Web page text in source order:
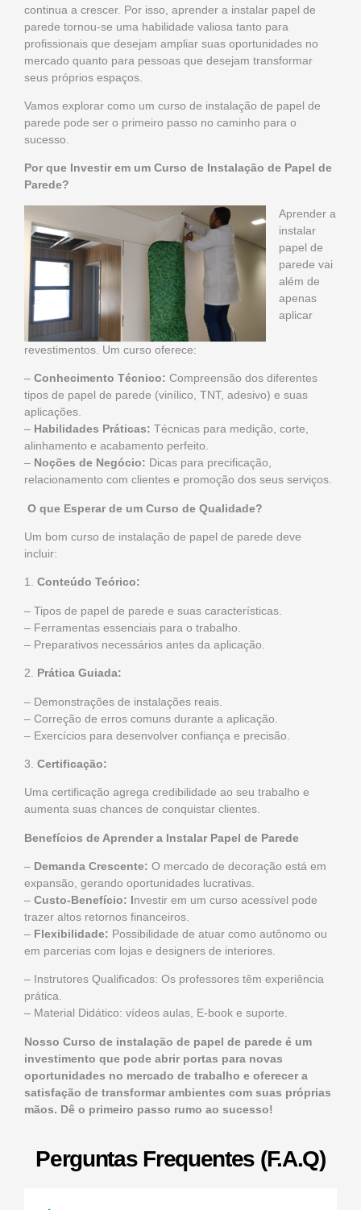
continua a crescer. Por isso, aprender a instalar papel de
parede tornou-se uma habilidade valiosa tanto para
profissionais que desejam ampliar suas oportunidades no
mercado quanto para pessoas que desejam transformar
seus próprios espaços.
Vamos explorar como um curso de instalação de papel de
parede pode ser o primeiro passo no caminho para o
sucesso.
Por que Investir em um Curso de Instalação de Papel de
Parede?
Aprender a
instalar
papel de
parede vai
além de
apenas
aplicar
revestimentos. Um curso oferece:
– Conhecimento Técnico: Compreensão dos diferentes
tipos de papel de parede (vinílico, TNT, adesivo) e suas
aplicações.
– Habilidades Práticas: Técnicas para medição, corte,
alinhamento e acabamento perfeito.
– Noções de Negócio: Dicas para precificação,
relacionamento com clientes e promoção dos seus serviços.
O que Esperar de um Curso de Qualidade?
Um bom curso de instalação de papel de parede deve
incluir:
1. Conteúdo Teórico:
– Tipos de papel de parede e suas características.
– Ferramentas essenciais para o trabalho.
– Preparativos necessários antes da aplicação.
2. Prática Guiada:
– Demonstrações de instalações reais.
– Correção de erros comuns durante a aplicação.
– Exercícios para desenvolver confiança e precisão.
3. Certificação:
Uma certificação agrega credibilidade ao seu trabalho e
aumenta suas chances de conquistar clientes.
Benefícios de Aprender a Instalar Papel de Parede
– Demanda Crescente: O mercado de decoração está em
expansão, gerando oportunidades lucrativas.
– Custo-Benefício: Investir em um curso acessível pode
trazer altos retornos financeiros.
– Flexibilidade: Possibilidade de atuar como autônomo ou
em parcerias com lojas e designers de interiores.
– Instrutores Qualificados: Os professores têm experiência
prática.
– Material Didático: vídeos aulas, E-book e suporte.
Nosso Curso de instalação de papel de parede é um
investimento que pode abrir portas para novas
oportunidades no mercado de trabalho e oferecer a
satisfação de transformar ambientes com suas próprias
mãos. Dê o primeiro passo rumo ao sucesso!
Perguntas Frequentes (F.A.Q)